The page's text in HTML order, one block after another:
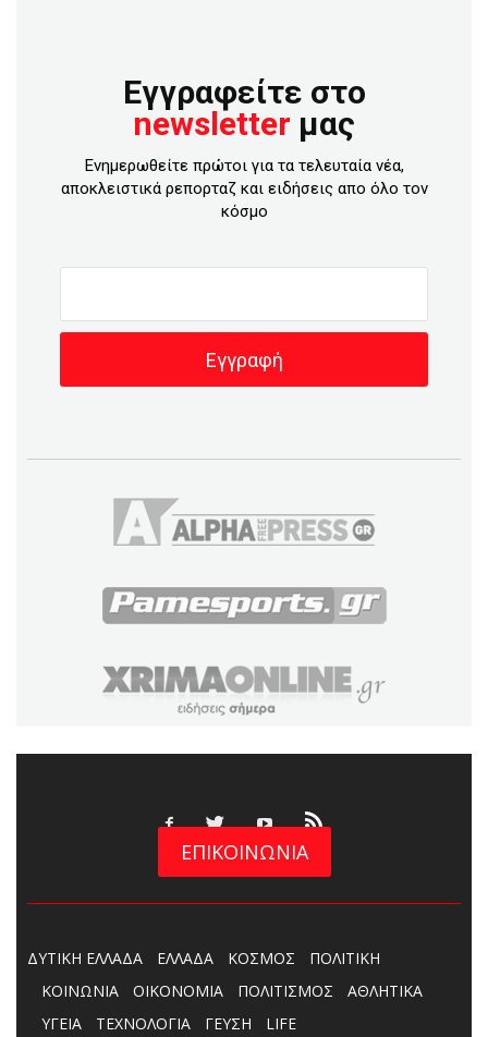
Εγγραφείτε στο
newsletter μας
Ενημερωθείτε πρώτοι για τα τελευταία νέα,
αποκλειστικά ρεπορταζ και ειδήσεις απο όλο τον
κόσμο
ΕΠΙΚΟΙΝΩΝΙΑ
ΔΥΤΙΚΗ ΕΛΛΑΔΑ ΕΛΛΑΔΑ ΚΟΣΜΟΣ
ΠΟΛΙΤΙΚΗ
ΚΟΙΝΩΝΙΑ
ΟΙΚΟΝΟΜΙΑ ΠΟΛΙΤΙΣΜΟΣ
ΑΘΛΗΤΙΚΑ
ΥΓΕΙΑ
ΤΕΧΝΟΛΟΓΙΑ ΓΕΥΣΗ LIFE